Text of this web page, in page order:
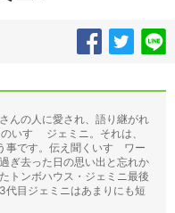
んの人に愛され、語り継がれ
いすゞ ジェミニ。それは、
事です。伝え聞くいすゞワー
ぎ去った日の思い出と忘れか
トンボハウス・ジェミニ最後
目ジェミニはあまりにも短